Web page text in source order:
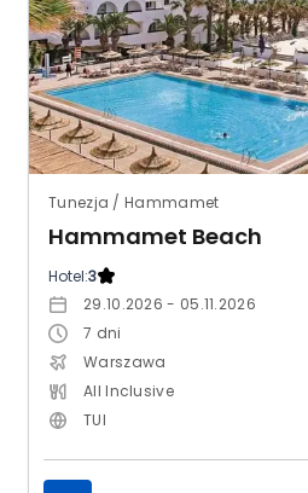
Tunezja / Hammamet
Hammamet Beach
Hotel:3
29.10.2026 - 05.11.2026
7 dni
Warszawa
All Inclusive
TUI